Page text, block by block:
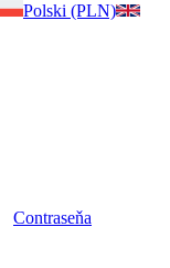
Polski (PLN)
Contraseňa